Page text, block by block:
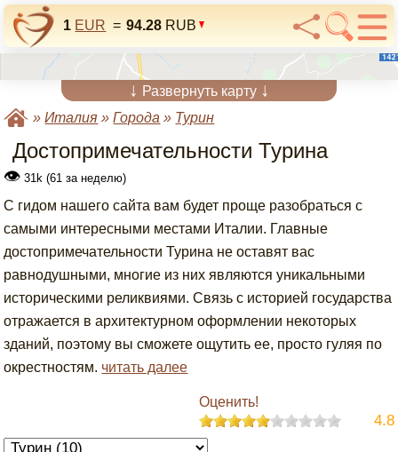
1 EUR = 94.28 RUB
↓ Развернуть карту ↓
»Италия »Города » Турин
Достопримечательности Турина
👁 31k (61 за неделю)
С гидом нашего сайта вам будет проще разобраться с
самыми интересными местами Италии. Главные
достопримечательности Турина не оставят вас
равнодушными, многие из них являются уникальными
историческими реликвиями. Связь с историей государства
отражается в архитектурном оформлении некоторых
зданий, поэтому вы сможете ощутить ее, просто гуляя по
окрестностям. читать далее
Оценить!
4.8